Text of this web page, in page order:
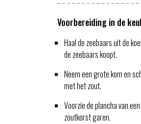
Voorbereiding in de
Haal de zeebaars uit de
de zeebaars koopt.
Neem een grote kom en
met het zout.
Voorzie de plancha van
zoutkorst garen.